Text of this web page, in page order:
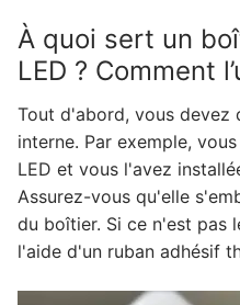
Pilote
Qu'est-ce que le
différents
Animation de
Animation de
À quoi sert un
LED ? Comment
Tout d'abord, vous devez
interne. Par exemple,
LED et vous l'avez
Assurez-vous qu'elle
du boîtier. Si ce n'est pas
l'aide d'un ruban adhésif